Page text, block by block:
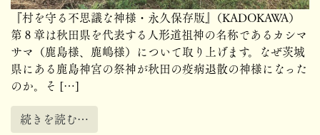
『村を守る不思議な神様・永久保存版』（KADOKAWA）
第８章は秋田県を代表する人形道祖神の名称であるカシマ
サマ（鹿島様、鹿嶋様）について取り上げます。なぜ茨城
県にある鹿島神宮の祭神が秋田の疫病退散の神様になった
のか。そ […]
続きを読む…